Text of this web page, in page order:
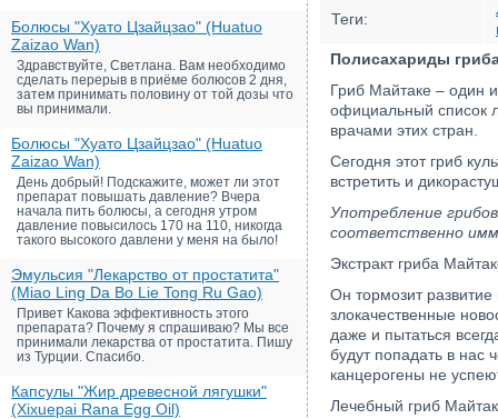
Болюсы "Хуато Цзайцзао" (Huatuo
Zaizao Wan)
Здравствуйте, Светлана. Вам необходимо
сделать перерыв в приёме болюсов 2 дня,
затем принимать половину от той дозы что
вы принимали.
Болюсы "Хуато Цзайцзао" (Huatuo
Zaizao Wan)
День добрый! Подскажите, может ли этот
препарат повышать давление? Вчера
начала пить болюсы, а сегодня утром
давление повысилось 170 на 110, никогда
такого высокого давлени у меня на было!
Эмульсия "Лекарство от простатита"
(Miao Ling Da Bo Lie Tong Ru Gao)
Привет Какова эффективность этого
препарата? Почему я спрашиваю? Мы все
принимали лекарства от простатита. Пишу
из Турции. Спасибо.
Капсулы "Жир древесной лягушки"
(Xixuepai Rana Egg Oil)
Теги:
Полисахариды
Гриб Майтаке – один
официальный список
врачами этих стран.
Сегодня этот гриб
встретить и
Употребление
соответственно
Экстракт гриба
Он тормозит
злокачественные
даже и пытаться
будут попадать в нас
канцерогены не
Лечебный гриб